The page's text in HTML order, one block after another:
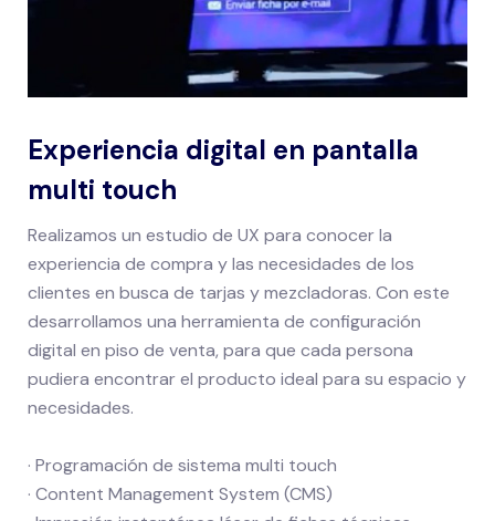
Experiencia digital en pantalla
multi touch
Realizamos un estudio de UX para conocer la
experiencia de compra y las necesidades de los
clientes en busca de tarjas y mezcladoras. Con este
desarrollamos una herramienta de configuración
digital en piso de venta, para que cada persona
pudiera encontrar el producto ideal para su espacio y
necesidades.
· Programación de sistema multi touch
· Content Management System (CMS)